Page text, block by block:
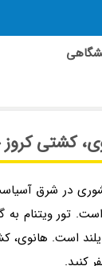
ویتنام | تور ویتنام
در شرق
ویتنام به
است.
کنید.